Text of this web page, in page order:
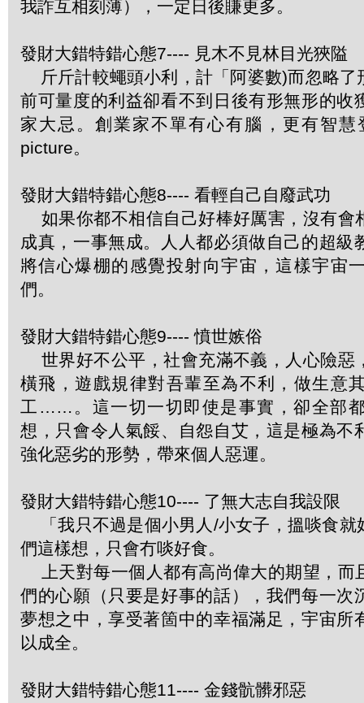
我詐互相刻薄），一定日後賺更多。
發財大錯特錯心態7---- 見木不見林目光狹隘
斤斤計較蠅頭小利，計「阿婆數)而忽略了
前可量度的利益卻看不到日後有形無形的收
家大忌。創業家不單有心有腦，更有智慧
picture。
發財大錯特錯心態8---- 看輕自己自廢武功
如果你都不相信自己好棒好厲害，沒有會
成真，一事無成。人人都必須做自己的超級
將信心爆棚的感覺投射向宇宙，這樣宇宙
們。
發財大錯特錯心態9---- 憤世嫉俗
世界好不公平，社會充滿不義，人心險惡
橫飛，遊戲規律對吾輩至為不利，做生意
工……。這一切一切即使是事實，卻全部
想，只會令人氣餒、自怨自艾，這是極為不
強化惡劣的形勢，帶來個人惡運。
發財大錯特錯心態10---- 了無大志自我設限
「我只不過是個小男人/小女子，搵啖食就
們這樣想，只會冇啖好食。
上天對每一個人都有高尚偉大的期望，而
們的心願（只要是好事的話），我們每一次
夢想之中，享受著箇中的幸福滿足，宇宙所
以成全。
發財大錯特錯心態11---- 金錢骯髒邪惡